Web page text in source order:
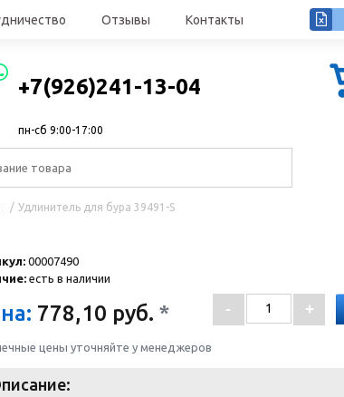
Отзывы Контакты
+7(926)241-13-04
пн-сб 9:00-17:00
/ Удлинитель для бура 39491-S
00007490
есть в наличии
778,10 руб. *
цены уточняйте у менеджеров